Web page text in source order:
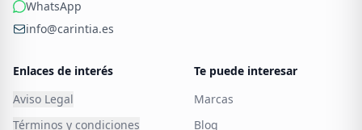
WhatsApp
info@carintia.es
Enlaces de interés
Aviso Legal
Términos y condiciones
Te puede interesar
Marcas
Blog